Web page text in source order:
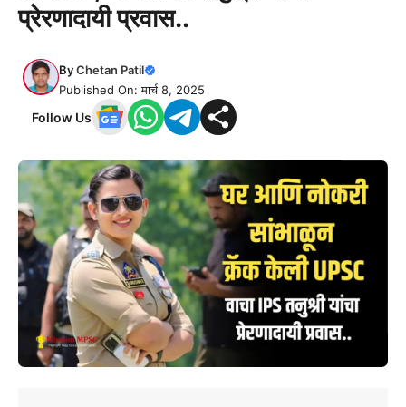
प्रेरणादायी प्रवास..
ByChetan Patil
Published On: मार्च 8, 2025
Follow Us